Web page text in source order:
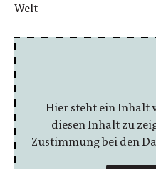
Welt
Hier steht ein Inhalt
diesen Inhalt zu
Zustimmung bei den